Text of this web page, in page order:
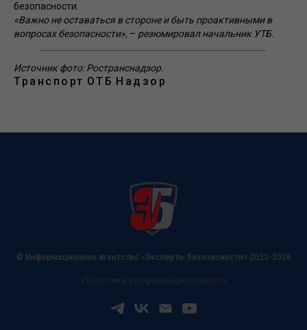
безопасности.
«Важно не оставаться в стороне и быть проактивными в
вопросах безопасности», – резюмировал начальник УТБ.
Источник фото: Ространснадзор.
Транспорт ОТБ Надзор
© Информационное агентство «Эксперты безопасности» 2022-2026
Политика конфиденциальности